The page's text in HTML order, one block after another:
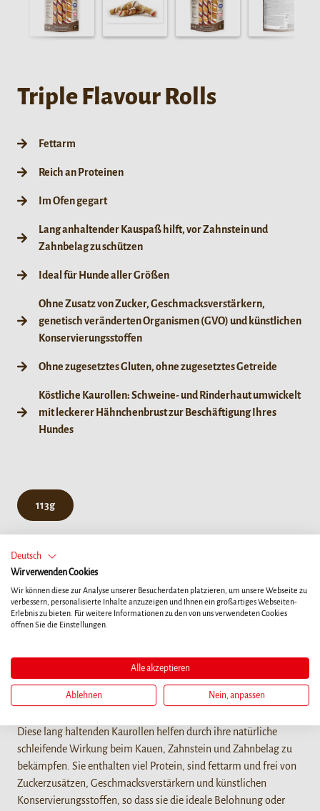
Triple Flavour Rolls
Fettarm
Reich an Proteinen
Im Ofen gegart
Lang anhaltender Kauspaß hilft, vor Zahnstein und
Zahnbelag zu schützen
Ideal für Hunde aller Größen
Ohne Zusatz von Zucker, Geschmacksverstärkern,
genetisch veränderten Organismen (GVO) und künstlichen
Konservierungsstoffen
Ohne zugesetztes Gluten, ohne zugesetztes Getreide
Köstliche Kaurollen: Schweine- und Rinderhaut umwickelt
mit leckerer Hähnchenbrust zur Beschäftigung Ihres
Hundes
113g
Unsere unglaublich schmackhaften 8in1 Flavours Triple Flavour
Rolls vereinen drei köstliche Geschmacksrichtungen aus
Schweine- und Rinderhaut, umhüllt von köstlich saftiger
Diese lang haltenden Kaurollen helfen durch ihre natürliche
schleifende Wirkung beim Kauen, Zahnstein und Zahnbelag zu
bekämpfen. Sie enthalten viel Protein, sind fettarm und frei von
Zuckerzusätzen, Geschmacksverstärkern und künstlichen
Konservierungsstoffen, so dass sie die ideale Belohnung oder
Deutsch
Wir verwenden Cookies
Wir können diese zur Analyse unserer Besucherdaten platzieren, um unsere Webseite zu
verbessern, personalisierte Inhalte anzuzeigen und Ihnen ein großartiges Webseiten-
Erlebnis zu bieten. Für weitere Informationen zu den von uns verwendeten Cookies
öffnen Sie die Einstellungen.
Alle akzeptieren
Ablehnen Nein, anpassen